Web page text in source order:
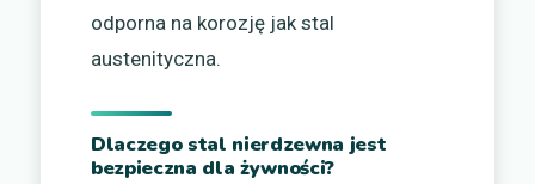
odporna na korozję jak stal
austenityczna.
Dlaczego stal nierdzewna jest
bezpieczna dla żywności?